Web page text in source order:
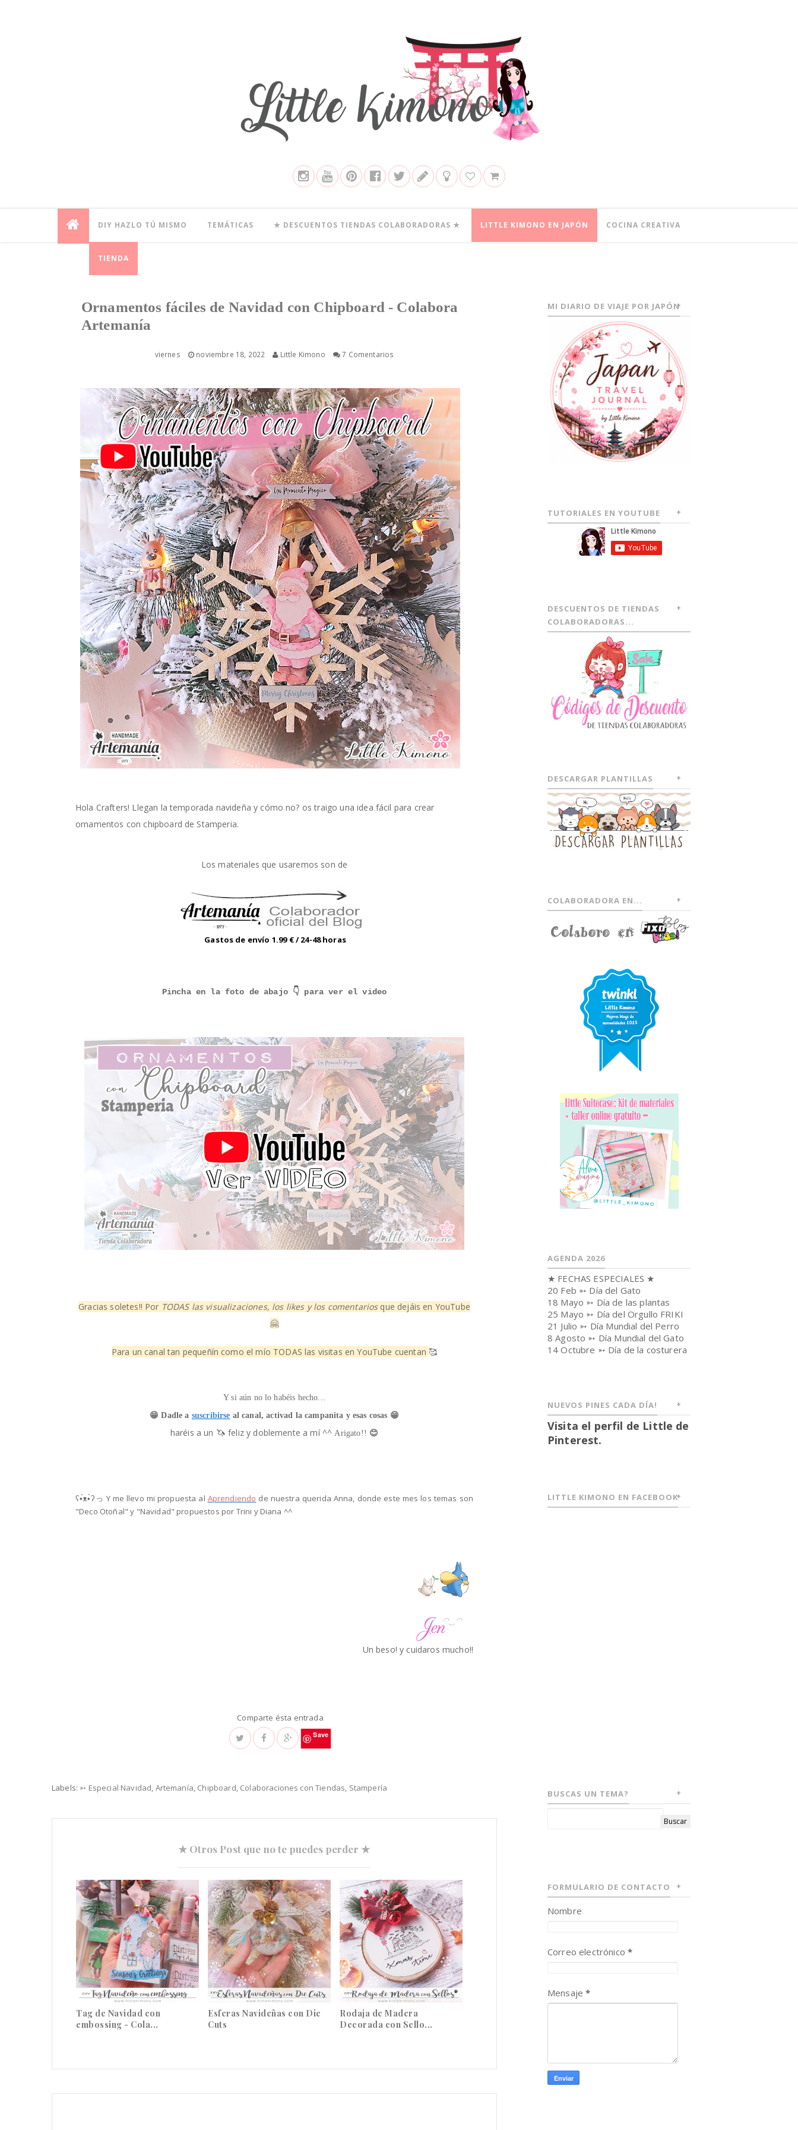
DIY HAZLO TÚ MISMO TEMÁTICAS ★ DESCUENTOS TIENDAS COLABORADORAS ★ LITTLE KIMONO EN JAPÓN COCINA CREATIVA
TIENDA
Ornamentos fáciles de Navidad con Chipboard - Colabora
Artemanía
viernes noviembre 18, 2022 Little Kimono 7 Comentarios
Hola Crafters! Llegan la temporada navideña y cómo no? os traigo una idea fácil para crear
ornamentos con chipboard de Stamperia.
Los materiales que usaremos son de
Gastos de envío 1.99 € / 24-48 horas
Pincha en la foto de abajo 👇 para ver el video
Gracias soletes!! Por TODAS las visualizaciones, los likes y los comentariosque dejáis en YouTube
🤗
Para un canal tan pequeñín como el mío TODAS las visitas en YouTube cuentan 🥰
Y si aún no lo habéis hecho...
😁​ Dadle a suscribirse al canal, activad la campanita y esas cosas 😁​​
haréis a un 🦄 ​ feliz y doblemente a mí ^^Arigato!! ​😊​
ʕ•́ᴥ•̀ʔっ Y me llevo mi propuesta al Aprendiendo de nuestra querida Anna, donde este mes los temas son
"Deco Otoñal" y "Navidad" propuestos por Trini y Diana ^^
Un beso! y cuidaros mucho!!
Comparte ésta entrada
Save
Labels: ➳ Especial Navidad, Artemanía, Chipboard, Colaboraciones con Tiendas, Stampería
★ Otros Post que no te puedes perder ★
Tag de Navidad con
embossing - Cola...
Esferas Navideñas con Die
Cuts
Rodaja de Madera
Decorada con Sello...
MI DIARIO DE VIAJE POR JAPÓN
TUTORIALES EN YOUTUBE
DESCUENTOS DE TIENDAS
COLABORADORAS...
DESCARGAR PLANTILLAS
COLABORADORA EN...
AGENDA 2026
★ FECHAS ESPECIALES ★
20 Feb ➳ Día del Gato
18 Mayo ➳ Día de las plantas
25 Mayo ➳ Día del Orgullo FRIKI
21 Julio ➳ Día Mundial del Perro
8 Agosto ➳ Día Mundial del Gato
14 Octubre ➳ Día de la costurera
NUEVOS PINES CADA DÍA!
Visita el perfil de Little de
Pinterest.
LITTLE KIMONO EN FACEBOOK
BUSCAS UN TEMA?
FORMULARIO DE CONTACTO
Nombre
Correo electrónico*
Mensaje*